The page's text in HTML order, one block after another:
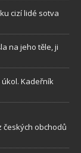
cizí lidé sotva
na jeho těle, ji
Kadeřník
českých obchodů